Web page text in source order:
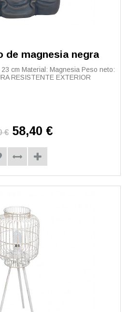
de magnesia negra
cm Material: Magnesia Peso neto:
RESISTENTE EXTERIOR
€ 58,40 €